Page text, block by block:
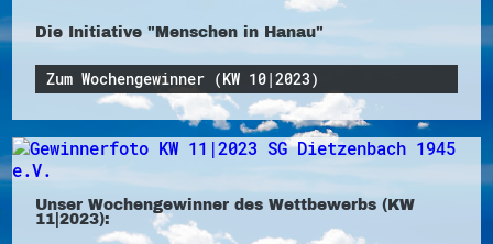
Die Initiative "Menschen in Hanau"
Zum Wochengewinner (KW 10|2023)
Unser Wochengewinner des Wettbewerbs (KW
11|2023):